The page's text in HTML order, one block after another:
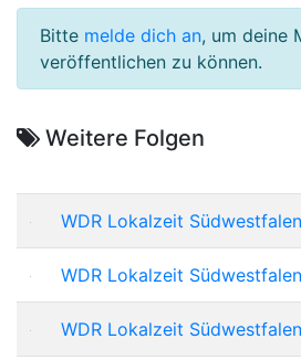
Bitte melde dich an, um deine
veröffentlichen zu können.
Weitere Folgen
WDR Lokalzeit
WDR Lokalzeit
WDR Lokalzeit